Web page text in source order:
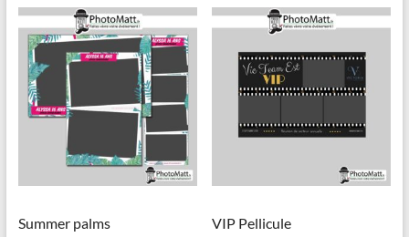
Les
options
peuvent
être
choisies
sur
la
page
du
produit
Summer palms
VIP Pellicule